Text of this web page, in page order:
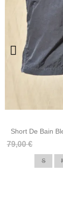
Short De Bain
79,00 €
Prix
Prix
S